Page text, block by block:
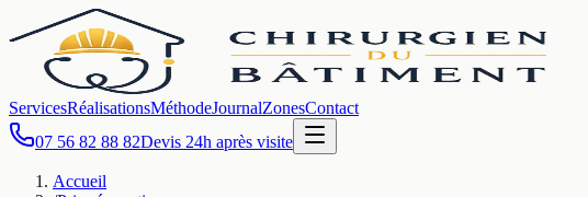
ServicesRéalisationsMéthodeJournalZonesContact
07 56 82 88 82Devis 24h après visite
Accueil